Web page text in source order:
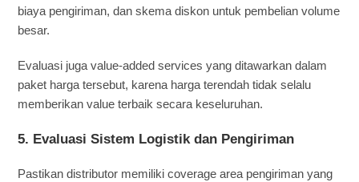
biaya pengiriman, dan skema diskon untuk pembelian volume
besar.
Evaluasi juga value-added services yang ditawarkan dalam
paket harga tersebut, karena harga terendah tidak selalu
memberikan value terbaik secara keseluruhan.
5. Evaluasi Sistem Logistik dan Pengiriman
Pastikan distributor memiliki coverage area pengiriman yang